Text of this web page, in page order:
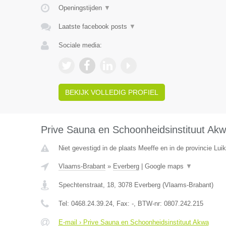
Openingstijden ▼
Laatste facebook posts ▼
Sociale media:
BEKIJK VOLLEDIG PROFIEL
Prive Sauna en Schoonheidsinstituut
Niet gevestigd in de plaats Meeffe en in de provincie
Vlaams-Brabant» Everberg| Google maps ▼
Spechtenstraat, 18, 3078 Everberg(Vlaams-Brabant)
Tel: 0468.24.39.24, Fax: -, BTW-nr: 0807.242.215
E-mail › Prive Sauna en Schoonheidsinstituut Akwa